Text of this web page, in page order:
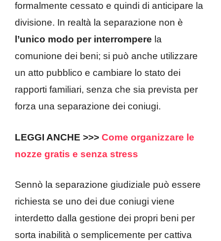
formalmente cessato e quindi di anticipare la
divisione. In realtà la separazione non è
l’unico modo per interrompere la
comunione dei beni; si può anche utilizzare
un atto pubblico e cambiare lo stato dei
rapporti familiari, senza che sia prevista per
forza una separazione dei coniugi.
LEGGI ANCHE >>> Come organizzare le
nozze gratis e senza stress
Sennò la separazione giudiziale può essere
richiesta se uno dei due coniugi viene
interdetto dalla gestione dei propri beni per
sorta inabilità o semplicemente per cattiva